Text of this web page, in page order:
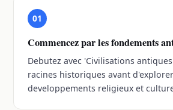
01
Commencez par les fondements
Debutez avec 'Civilisations
racines historiques avant
developpements religieux et